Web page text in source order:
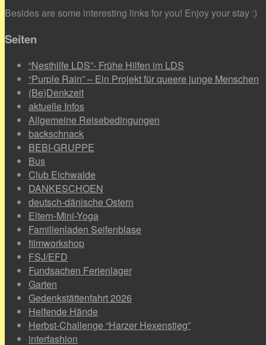
Besides are some interesting links for you! Enjoy your stay :)
Seiten
“Nesthilfe LDS”- Frühe Hilfen im LDS
“Purple Rain” – Ein Projekt für queere junge Menschen
(Be)Denkzeit
aktuelle Infos
Allgemeine Reisebedingungen
backschnack
BEBI-GRUPPE
Bus
Club Eichwalde
DANKESCHOEN
deutsch-dänische Ostern
Eltern-Mini-Yoga
Familienladen Seifenblase
filmworkshop
FSJ/EFD
Fundsachen Ferienlager
Garten
Gedenkstättenfahrt 2026
Helfende Hände
Herbst-Challenge “Harzer Hexenstieg”
interfashion